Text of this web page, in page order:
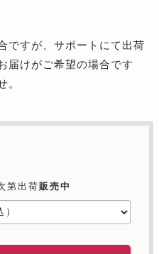
ですが、サポートにて出荷
届けがご希望の場合です
。
第出荷販売中